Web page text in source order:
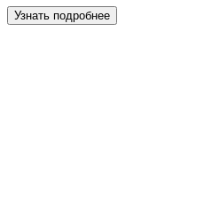
Узнать подробнее